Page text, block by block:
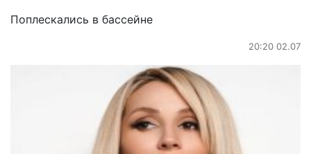
Поплескались в бассейне
20:20 02.07